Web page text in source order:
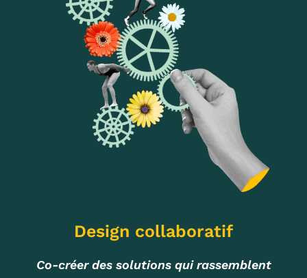
Design collaboratif
Co-créer des solutions qui rassemblent